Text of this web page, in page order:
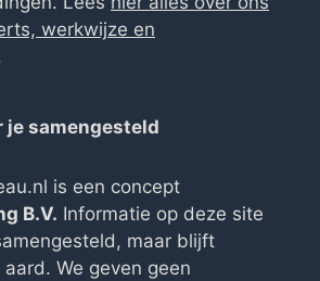
werkwijze en
je samengesteld
is een concept
B.V. Informatie op deze site
maar blijft
We geven geen